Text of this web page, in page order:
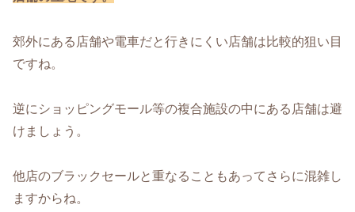
郊外にある店舗や電車だと行きにくい店舗は比較的狙い目
ですね。
逆にショッピングモール等の複合施設の中にある店舗は避
けましょう。
他店のブラックセールと重なることもあってさらに混雑し
ますからね。